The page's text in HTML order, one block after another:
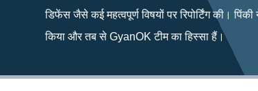
डिफेंस जैसे कई महत्वपूर्ण विषयों पर रिपोर्टिंग की।
किया और तब से GyanOK टीम का हिस्सा हैं।